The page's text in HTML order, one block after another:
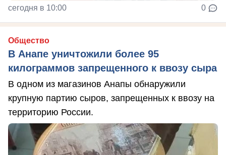
сегодня в 10:00 0
Общество
В Анапе уничтожили более 95
килограммов запрещенного к ввозу сыра
В одном из магазинов Анапы обнаружили
крупную партию сыров, запрещенных к ввозу на
территорию России.